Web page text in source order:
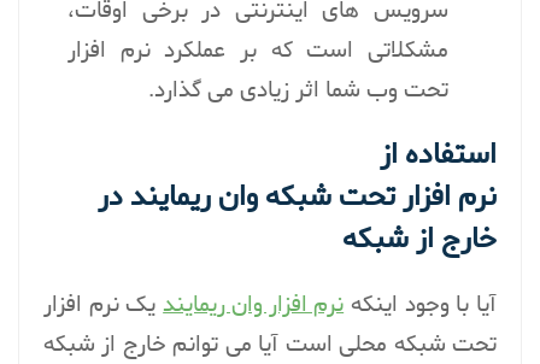
سرویس ‌های اینترنتی در برخی اوقات،
مشکلاتی است که بر عملکرد نرم افزار
تحت وب شما اثر زیادی می گذارد.
استفاده از
نرم افزار تحت شبکه وان ریماینددر
خارج از شبکه
آیا با وجود اینکهنرم افزار وان ریمایندیک نرم افزار
تحت شبکه محلی است آیا می توانم خارج از شبکه